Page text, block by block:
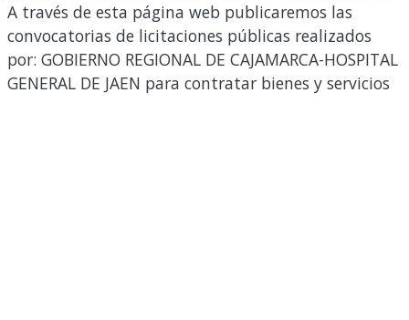
A través de esta página web publicaremos las
convocatorias de licitaciones públicas realizados
por: GOBIERNO REGIONAL DE CAJAMARCA-HOSPITAL
GENERAL DE JAEN para contratar bienes y servicios